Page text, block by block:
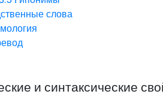
слова
и синтаксические